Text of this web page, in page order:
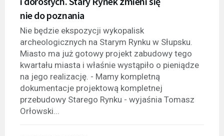
nie do poznania
Nie będzie ekspozycji wykopalisk
archeologicznych na Starym Rynku w Słupsku.
Miasto ma już gotowy projekt zabudowy tego
kwartału miasta i właśnie wystąpiło o pieniądze
na jego realizację. - Mamy kompletną
dokumentacje projektową kompletnej
przebudowy Starego Rynku - wyjaśnia Tomasz
Orłowski...